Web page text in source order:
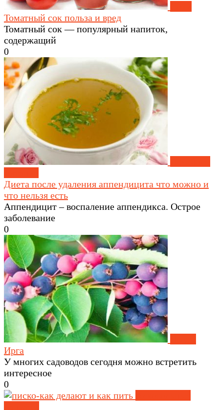
Томатный сок польза и вред
Томатный сок — популярный напиток,
содержащий
0
Диета после удаления аппендицита что можно и
что нельзя есть
Аппендицит – воспаление аппендикса. Острое
заболевание
0
Ирга
У многих садоводов сегодня можно встретить
интересное
0